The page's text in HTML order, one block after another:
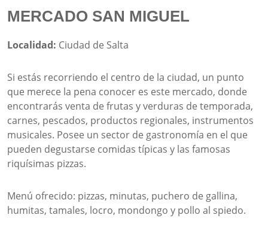
MERCADO SAN MIGUEL
Localidad: Ciudad de Salta
Si estás recorriendo el centro de la ciudad, un punto
que merece la pena conocer es este mercado, donde
encontrarás venta de frutas y verduras de temporada,
carnes, pescados, productos regionales, instrumentos
musicales. Posee un sector de gastronomía en el que
pueden degustarse comidas típicas y las famosas
riquísimas pizzas.
Menú ofrecido: pizzas, minutas, puchero de gallina,
humitas, tamales, locro, mondongo y pollo al spiedo.